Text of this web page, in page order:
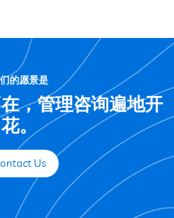
的愿景是
，管理咨询遍地开
花。
Us